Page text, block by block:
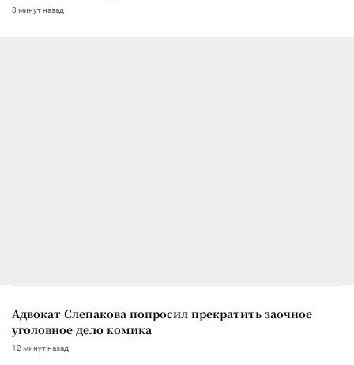
8 минут назад
Адвокат Слепакова попросил прекратить заочное
уголовное дело комика
12 минут назад